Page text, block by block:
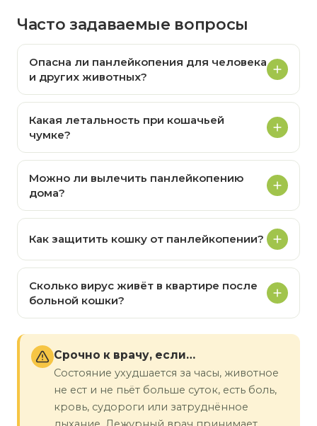
Часто задаваемые вопросы
Опасна ли панлейкопения для человека
и других животных?
Какая летальность при кошачьей
чумке?
Можно ли вылечить панлейкопению
дома?
Как защитить кошку от панлейкопении?
Сколько вирус живёт в квартире после
больной кошки?
Срочно к врачу, если…
Состояние ухудшается за часы, животное
не ест и не пьёт больше суток, есть боль,
кровь, судороги или затруднённое